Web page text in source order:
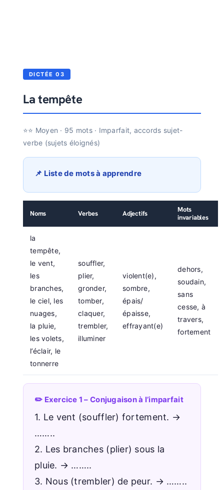
DICTÉE 03
La tempête
⭐⭐ Moyen · 95 mots · Imparfait, accords sujet-
verbe (sujets éloignés)
📌 Liste de mots à apprendre
Noms Verbes Adjectifs
Mots
invariables
la
tempête,
le vent,
les
branches,
le ciel, les
nuages,
la pluie,
les volets,
l’éclair, le
tonnerre
souffler,
plier,
gronder,
tomber,
claquer,
trembler,
illuminer
violent(e),
sombre,
épais/
épaisse,
effrayant(e)
dehors,
soudain,
sans
cesse, à
travers,
fortement
✏️ Exercice 1 – Conjugaison à l’imparfait
1. Le vent (souffler) fortement. →
……..
2. Les branches (plier) sous la
pluie. → ……..
3. Nous (trembler) de peur. → ……..